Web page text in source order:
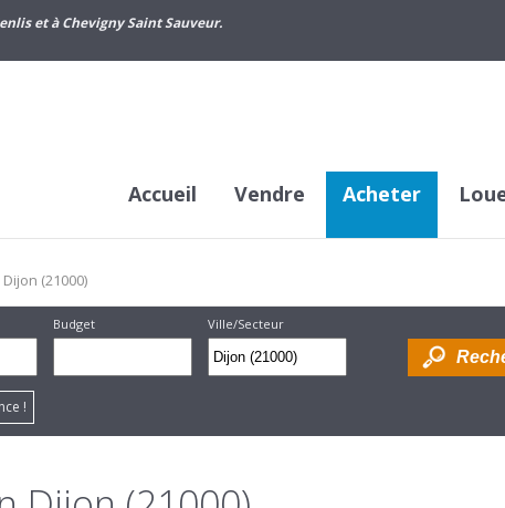
et à Chevigny Saint Sauveur.
Accueil Vendre Acheter
Dijon (21000)
Budget Ville/Secteur
sur la
!